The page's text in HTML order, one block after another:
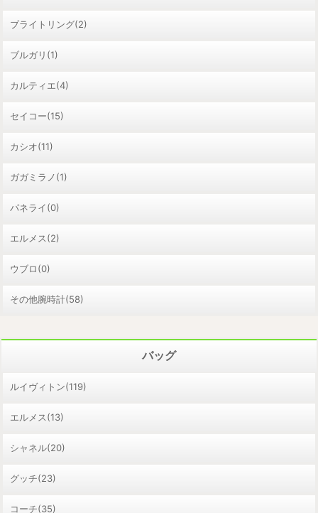
ブライトリング(2)
ブルガリ(1)
カルティエ(4)
セイコー(15)
カシオ(11)
ガガミラノ(1)
パネライ(0)
エルメス(2)
ウブロ(0)
その他腕時計(58)
バッグ
ルイヴィトン(119)
エルメス(13)
シャネル(20)
グッチ(23)
コーチ(35)